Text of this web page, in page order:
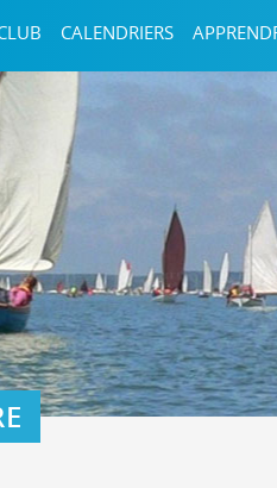
CALENDRIERS